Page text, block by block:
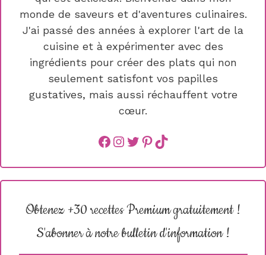
monde de saveurs et d'aventures culinaires.
J'ai passé des années à explorer l'art de la
cuisine et à expérimenter avec des
ingrédients pour créer des plats qui non
seulement satisfont vos papilles
gustatives, mais aussi réchauffent votre
cœur.
Facebook
instagram
Twitter
Pinterest
TikTok
Obtenez +30 recettes Premium gratuitement !
S'abonner à notre bulletin d'information !